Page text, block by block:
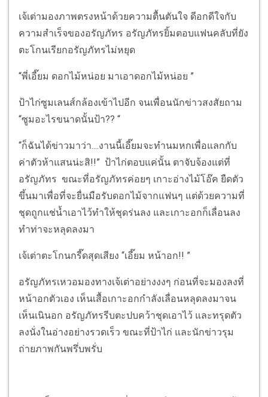
เจ้เต่ามองภาพตรงหน้าด้วยความตื้นตันใจ ดีอกดีใจกับ
ความสำเร็จของอรัญภัทร อรัญภัทรยิ้มตอบแฟนคลับที่ยัง
ตะโกนเรียกอรัญภัทรไม่หยุด
“พี่เอี๊ยม ดอกไม้หน่อย มาเอาดอกไม้หน่อย ”
ป้าไก่ซูมเลนส์กล้องเข้าไปอีก จนเพื่อนนักข่าวสงสัยถาม
“ซูมอะไรขนาดนั้นป้า?? “
“ก็ฉันได้ข่าวมาว่า....งานนี้เอี๊ยมจะทำนมหกเพื่อแลกกับ
ค่าตัวห้าแสนน่ะสิ!!” ป้าไก่ตอบแค่นั้น ตาจับจ้องแต่ที่
อรัญภัทร ขณะที่อรัญภัทรค่อยๆ เกาะอ่างไม้โอ๊ค ยืดตัว
ขึ้นมาเพื่อที่จะยื่นมือรับดอกไม้จากแฟนๆ แต่ด้วยความที่
ชุดถูกแช่น้ำเอาไว้ทำให้ชุดร่นลง และเกาะอกก็เลื่อนลง
ทำท่าจะหลุดลงมา
เจ้เต่าตะโกนกรี๊ดสุดเสียง “เอี๊ยม หน้าอก!! ”
อรัญภัทรเหวอมองทางเจ้เต่าอย่างงงๆ ก่อนที่จะมองลงที่
หน้าอกตัวเอง เห็นเสื้อเกาะอกกำลังเลื่อนหลุดลงมาจน
เห็นเนินอก อรัญภัทรรีบตะปบคว้าชุดเอาไว้ และทรุดตัว
ลงนั่งในอ่างอย่างรวดเร็ว ขณะที่ป้าไก่ และนักข่าวรุม
ถ่ายภาพกันพรึ่บพรั่บ